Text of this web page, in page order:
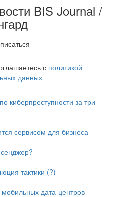
BIS Journal /
с политикой
данных
киберпреступности за три
сервисом для бизнеса
тактики (?)
дата-центров